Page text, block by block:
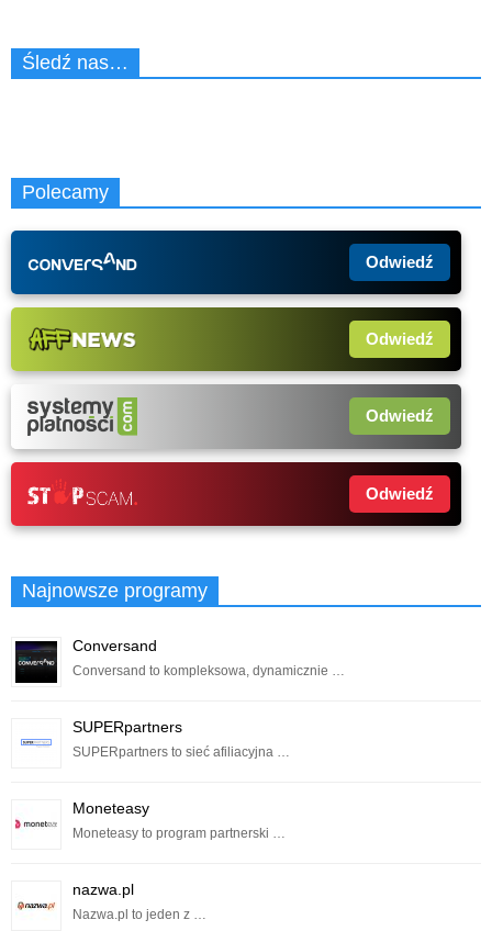
Śledź nas…
Polecamy
Odwiedź
Odwiedź
Odwiedź
Odwiedź
Najnowsze programy
Conversand
Conversand to kompleksowa, dynamicznie …
SUPERpartners
SUPERpartners to sieć afiliacyjna …
Moneteasy
Moneteasy to program partnerski …
nazwa.pl
Nazwa.pl to jeden z …